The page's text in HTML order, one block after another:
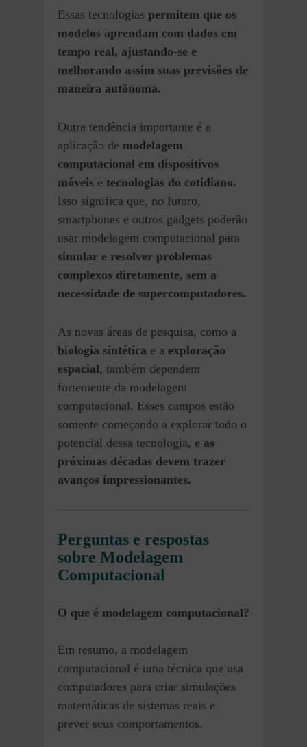
Essas tecnologias permitem que os
modelos aprendam com dados em
tempo real, ajustando-se e
melhorando assim suas previsões de
maneira autônoma.
Outra tendência importante é a
aplicação de modelagem
computacional em dispositivos
móveis e tecnologias do cotidiano.
Isso significa que, no futuro,
smartphones e outros gadgets poderão
usar modelagem computacional para
simular e resolver problemas
complexos diretamente, sem a
necessidade de supercomputadores.
As novas áreas de pesquisa, como a
biologia sintética e a exploração
espacial, também dependem
fortemente da modelagem
computacional. Esses campos estão
somente começando a explorar todo o
potencial dessa tecnologia, e as
próximas décadas devem trazer
avanços impressionantes.
Perguntas e respostas
sobre Modelagem
Computacional
O que é modelagem computacional?
Em resumo, a modelagem
computacional é uma técnica que usa
computadores para criar simulações
matemáticas de sistemas reais e
prever seus comportamentos.